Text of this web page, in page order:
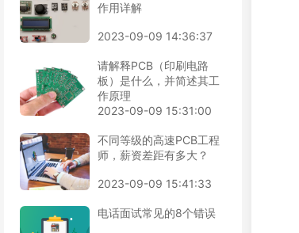
作用详解
2023-09-09 14:36:37
请解释PCB（印刷电路
板）是什么，并简述其工
作原理
2023-09-09 15:31:00
不同等级的高速PCB工程
师，薪资差距有多大？
2023-09-09 15:41:33
电话面试常见的8个错误